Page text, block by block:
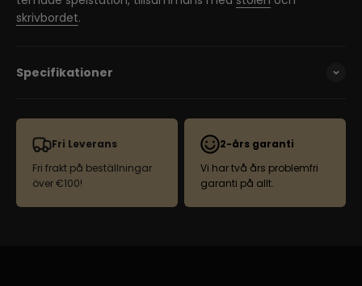
skrivbordet.
Specifikationer
Fri Leverans
Fri frakt på beställningar
över €100!
2-års garanti
Vi har två års problemfri
garanti på allt.